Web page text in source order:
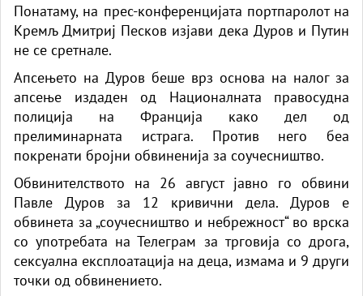
Понатаму, на прес-конференцијата портпаролот на
Кремљ Дмитриј Песков изјави дека Дуров и Путин
не се сретнале.
Апсењето на Дуров беше врз основа на налог за
апсење издаден од Националната правосудна
полиција на Франција како дел од
прелиминарната истрага. Против него беа
покренати бројни обвиненија за соучесништво.
Обвинителството на 26 август јавно го обвини
Павле Дуров за 12 кривични дела. Дуров е
обвинета за „соучесништво и небрежност“ во врска
со употребата на Телеграм за трговија со дрога,
сексуална експлоатација на деца, измама и 9 други
точки од обвинението.